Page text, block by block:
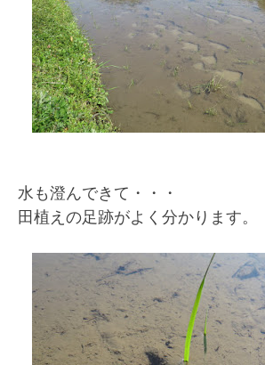
水も澄んできて・・・
田植えの足跡がよく分かります。